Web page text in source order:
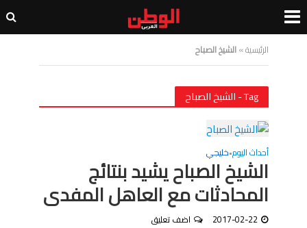
الرئيسية»الشيخ الصباح
Tag - الشيخ الصباح
أحداث اليوم•خليجي
الشيخ الصباح يشيد بنتائج
المحادثات مع العاهل المفدى
2017-02-22 اضف تعليق